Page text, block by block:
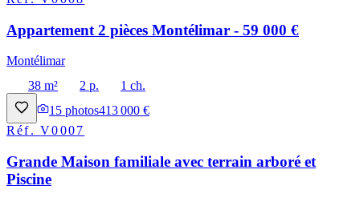
Appartement 2 pièces Montélimar - 59 000 €
Montélimar
38 m²
2 p.
1 ch.
15 photos413 000 €
Réf.V0007
Grande Maison familiale avec terrain arboré et
Piscine